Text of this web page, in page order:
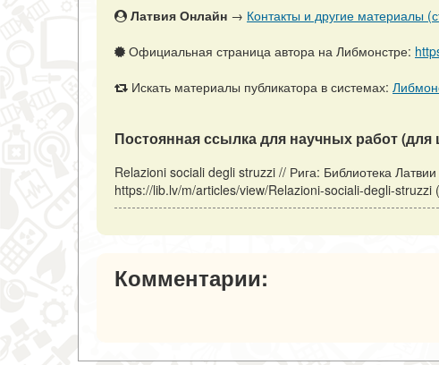
Латвия Онлайн → Контакты и другие материалы
Официальная страница автора на Либмонстре:
Искать материалы публикатора в системах:
Постоянная ссылка для научных работ (для
Relazioni sociali degli struzzi // Рига: Библиотека
https://lib.lv/m/articles/view/Relazioni-sociali-degli-
Комментарии: